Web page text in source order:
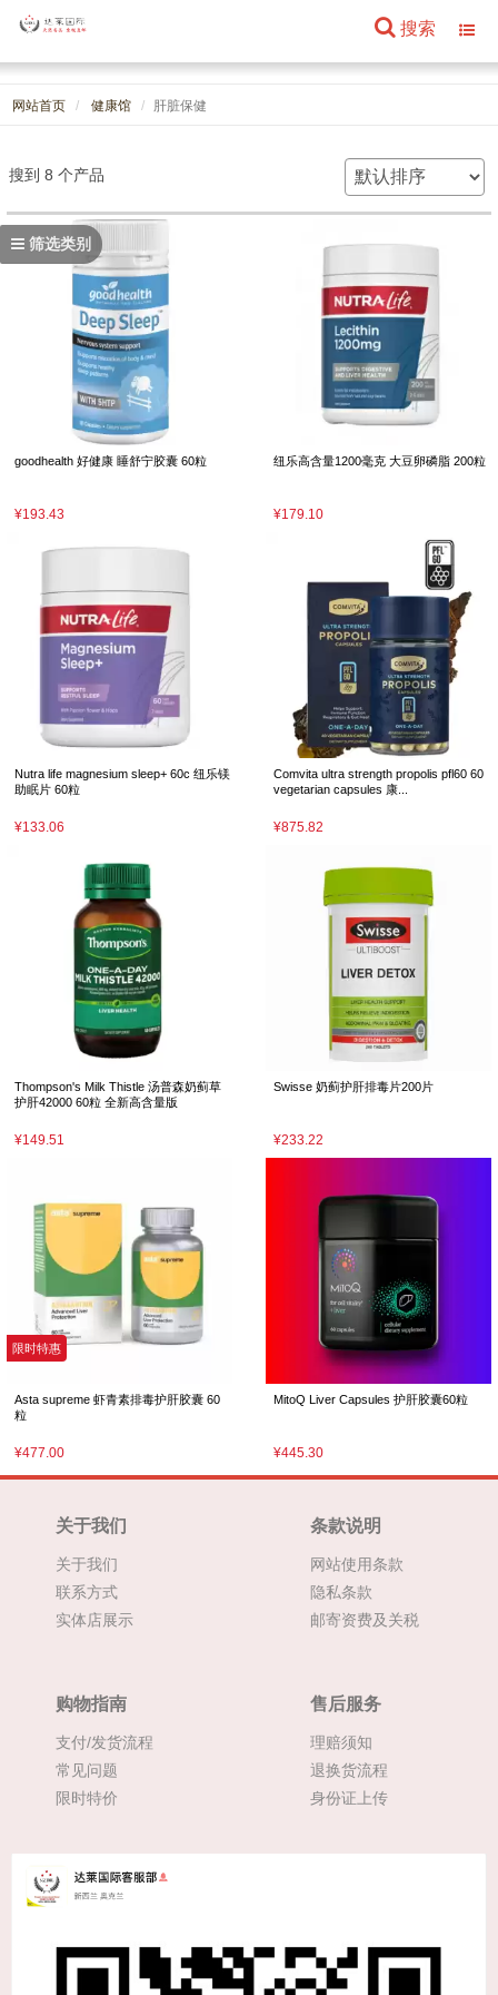
搜索
网站首页 健康馆 肝脏保健
筛选类别
搜到 8 个产品
goodhealth 好健康 睡舒宁胶囊 60粒
¥193.43
纽乐高含量1200毫克 大豆卵磷脂 200粒
¥179.10
Nutra life magnesium sleep+ 60c 纽乐镁
助眠片 60粒
¥133.06
Comvita ultra strength propolis pfl60 60
vegetarian capsules 康...
¥875.82
Thompson's Milk Thistle 汤普森奶蓟草
护肝42000 60粒 全新高含量版
¥149.51
Swisse 奶蓟护肝排毒片200片
¥233.22
限时特惠
Asta supreme 虾青素排毒护肝胶囊 60
粒
¥477.00
MitoQ Liver Capsules 护肝胶囊60粒
¥445.30
关于我们
关于我们
联系方式
实体店展示
条款说明
网站使用条款
隐私条款
邮寄资费及关税
购物指南
支付/发货流程
常见问题
限时特价
售后服务
理赔须知
退换货流程
身份证上传